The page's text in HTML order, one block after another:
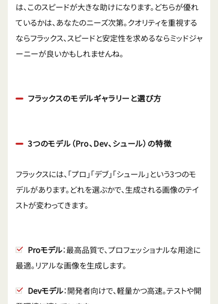
は、このスピードが大きな助けになります。どちらが優れ
ているかは、あなたのニーズ次第。クオリティを重視する
ならフラックス、スピードと安定性を求めるならミッドジャ
ーニーが良いかもしれませんね。
フラックスのモデルギャラリーと選び方
3つのモデル（Pro、Dev、シュール）の特徴
フラックスには、「プロ」「デブ」「シュール」という3つのモ
デルがあります。どれを選ぶかで、生成される画像のテイ
ストが変わってきます。
Proモデル：最高品質で、プロフェッショナルな用途に
最適。リアルな画像を生成します。
Devモデル：開発者向けで、軽量かつ高速。テストや開